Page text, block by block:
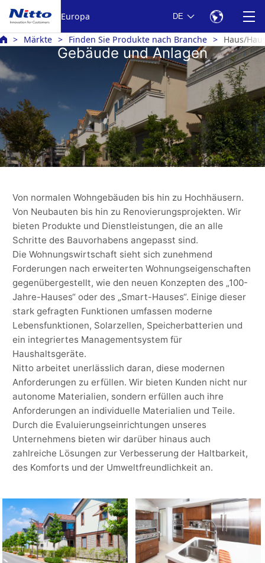
Europa DE
Märkte Finden Sie Produkte nach Branche Haus/
Gebäude und Anlagen
Von normalen Wohngebäuden bis hin zu Hochhäusern.
Von Neubauten bis hin zu Renovierungsprojekten. Wir
bieten Produkte und Dienstleistungen, die an alle
Schritte des Bauvorhabens angepasst sind.
Die Wohnungswirtschaft sieht sich zunehmend
Forderungen nach erweiterten Wohnungseigenschaften
gegenübergestellt, wie den neuen Konzepten des „100-
Jahre-Hauses“ oder des „Smart-Hauses“. Einige dieser
stark gefragten Funktionen umfassen moderne
Lebensfunktionen, Solarzellen, Speicherbatterien und
ein integriertes Managementsystem für
Haushaltsgeräte.
Nitto arbeitet unerlässlich daran, diese modernen
Anforderungen zu erfüllen. Wir bieten Kunden nicht nur
autonome Materialien, sondern erfüllen auch ihre
Anforderungen an individuelle Materialien und Teile.
Durch die Evaluierungseinrichtungen unseres
Unternehmens bieten wir darüber hinaus auch
zahlreiche Lösungen zur Verbesserung der Haltbarkeit,
des Komforts und der Umweltfreundlichkeit an.